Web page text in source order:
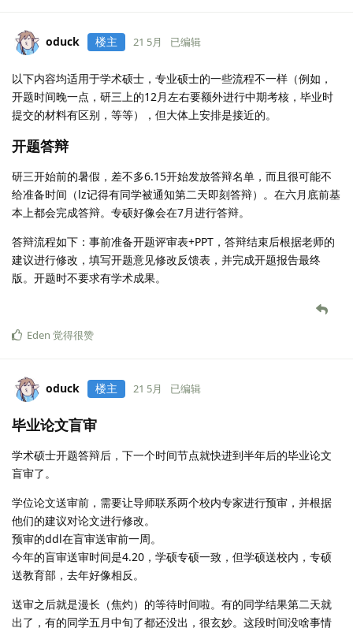
oduck 楼主 21 5月 已编辑
以下内容均适用于学术硕士，专业硕士的一些流程不一样（例如，
开题时间晚一点，研三上的12月左右要额外进行中期考核，毕业时
提交的材料有区别，等等），但大体上安排是接近的。
开题答辩
研三开始前的暑假，差不多6.15开始发放答辩名单，而且很可能不
给准备时间（lz记得有同学被通知第二天即刻答辩）。在六月底前基
本上都会完成答辩。专硕好像会在7月进行答辩。
答辩流程如下：事前准备开题评审表+PPT，答辩结束后根据老师的
建议进行修改，填写开题意见修改反馈表，并完成开题报告最终
版。开题时不要求有学术成果。
Eden 觉得很赞
oduck 楼主 21 5月 已编辑
毕业论文盲审
学术硕士开题答辩后，下一个时间节点就快进到半年后的毕业论文
盲审了。
学位论文送审前，需要让导师联系两个校内专家进行预审，并根据
他们的建议对论文进行修改。
预审的ddl在盲审送审前一周。
今年的盲审送审时间是4.20，学硕专硕一致，但学硕送校内，专硕
送教育部，去年好像相反。
送审之后就是漫长（焦灼）的等待时间啦。有的同学结果第二天就
出了，有的同学五月中旬了都还没出，很玄妙。这段时间没啥事情